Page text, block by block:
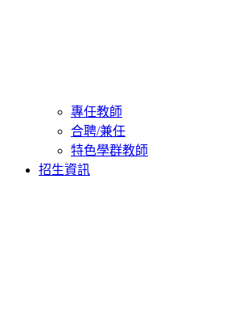
專任教師
合聘/兼任
特色學群教師
招生資訊